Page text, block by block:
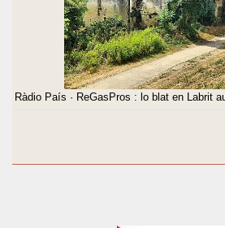
Ràdio País · ReGasPros : lo blat en Labrit